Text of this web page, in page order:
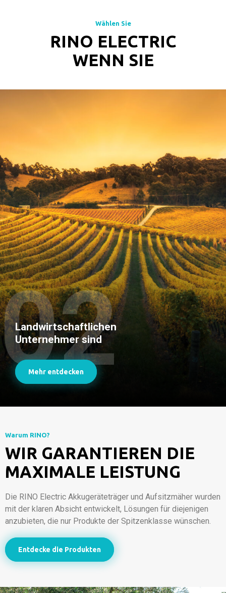
Wählen Sie
RINO ELECTRIC
WENN SIE
03
Gärtner sind
Mehr entdecken
Warum RINO?
WIR GARANTIEREN DIE
MAXIMALE LEISTUNG
Die RINO Electric Akkugeräteträger und Aufsitzmäher wurden
mit der klaren Absicht entwickelt, Lösungen für diejenigen
anzubieten, die nur Produkte der Spitzenklasse wünschen.
Entdecke die Produkten